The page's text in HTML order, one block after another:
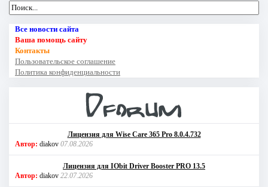
Все новости сайта
Ваша помощь сайту
Контакты
Пользовательское соглашение
Политика конфиденциальности
Лицензия для Wise Care 365 Pro 8.0.4.732
Автор: diakov 07.08.2026
Лицензия для IObit Driver Booster PRO 13.5
Автор: diakov 22.07.2026